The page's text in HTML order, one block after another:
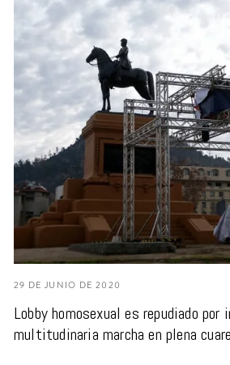
Lobby homosexual es repudiado por
multitudinaria marcha en plena
29 DE JUNIO DE 2020